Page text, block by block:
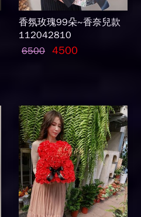
香氛玫瑰99朵~香奈兒款
112042810
6500 4500